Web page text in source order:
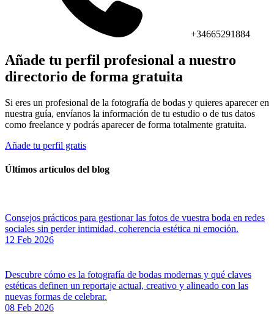
+34665291884
Añade tu perfil profesional a nuestro
directorio de forma gratuita
Si eres un profesional de la fotografía de bodas y quieres aparecer en
nuestra guía, envíanos la información de tu estudio o de tus datos
como freelance y podrás aparecer de forma totalmente gratuita.
Añade tu perfil gratis
Últimos artículos del blog
Consejos prácticos para gestionar las fotos de vuestra boda en redes
sociales sin perder intimidad, coherencia estética ni emoción.
12 Feb 2026
Descubre cómo es la fotografía de bodas modernas y qué claves
estéticas definen un reportaje actual, creativo y alineado con las
nuevas formas de celebrar.
08 Feb 2026